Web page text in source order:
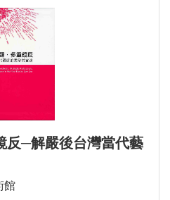
反─解嚴後台灣當代藝
館